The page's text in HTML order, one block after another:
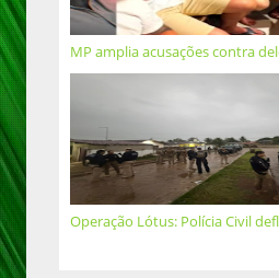
MP amplia acusações contra
Operação Lótus: Polícia Civil